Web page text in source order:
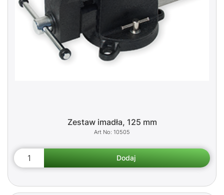
Zestaw imadła, 125 mm
10505